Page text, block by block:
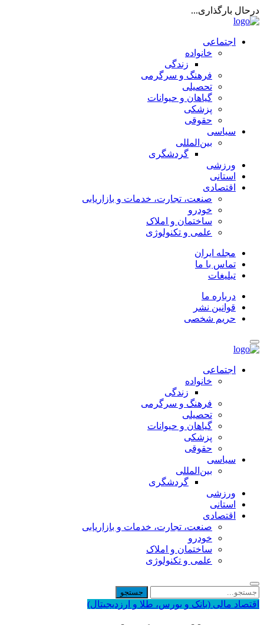
درحال بارگذاری...
اجتماعی
خانواده
زندگی
فرهنگ و سرگرمی
تحصیلی
گیاهان و حیوانات
پزشکی
حقوقی
سیاسی
بین‌المللی
گردشگری
ورزشی
استانی
اقتصادی
صنعت، تجارت، خدمات و بازاریابی
خودرو
ساختمان و املاک
علمی و تکنولوژی
مجله ایران
تماس با ما
تبلیغات
درباره ما
قوانین نشر
حریم شخصی
اجتماعی
خانواده
زندگی
فرهنگ و سرگرمی
تحصیلی
گیاهان و حیوانات
پزشکی
حقوقی
سیاسی
بین‌المللی
گردشگری
ورزشی
استانی
اقتصادی
صنعت، تجارت، خدمات و بازاریابی
خودرو
ساختمان و املاک
علمی و تکنولوژی
اقتصاد مالی (بانک و بورس، طلا و ارزدیجیتال)